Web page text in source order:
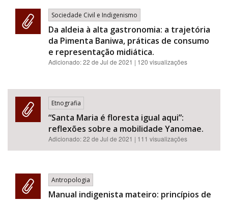
Sociedade Civil e Indigenismo
Da aldeia à alta gastronomia: a trajetória
da Pimenta Baniwa, práticas de consumo
e representação midiática.
Adicionado:22 de Jul de 2021 | 120 visualizações
Etnografia
“Santa Maria é floresta igual aqui”:
reflexões sobre a mobilidade Yanomae.
Adicionado:22 de Jul de 2021 | 111 visualizações
Antropologia
Manual indigenista mateiro: princípios de